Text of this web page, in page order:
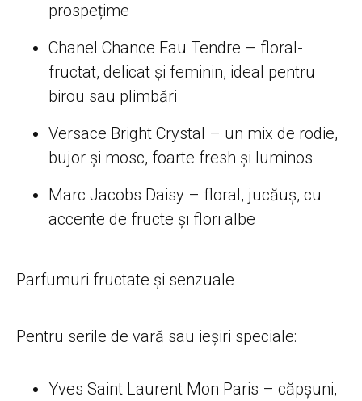
prospețime
Chanel Chance Eau Tendre – floral-
fructat, delicat și feminin, ideal pentru
birou sau plimbări
Versace Bright Crystal – un mix de rodie,
bujor și mosc, foarte fresh și luminos
Marc Jacobs Daisy – floral, jucăuș, cu
accente de fructe și flori albe
Parfumuri fructate și senzuale
Pentru serile de vară sau ieșiri speciale:
Yves Saint Laurent Mon Paris – căpșuni,